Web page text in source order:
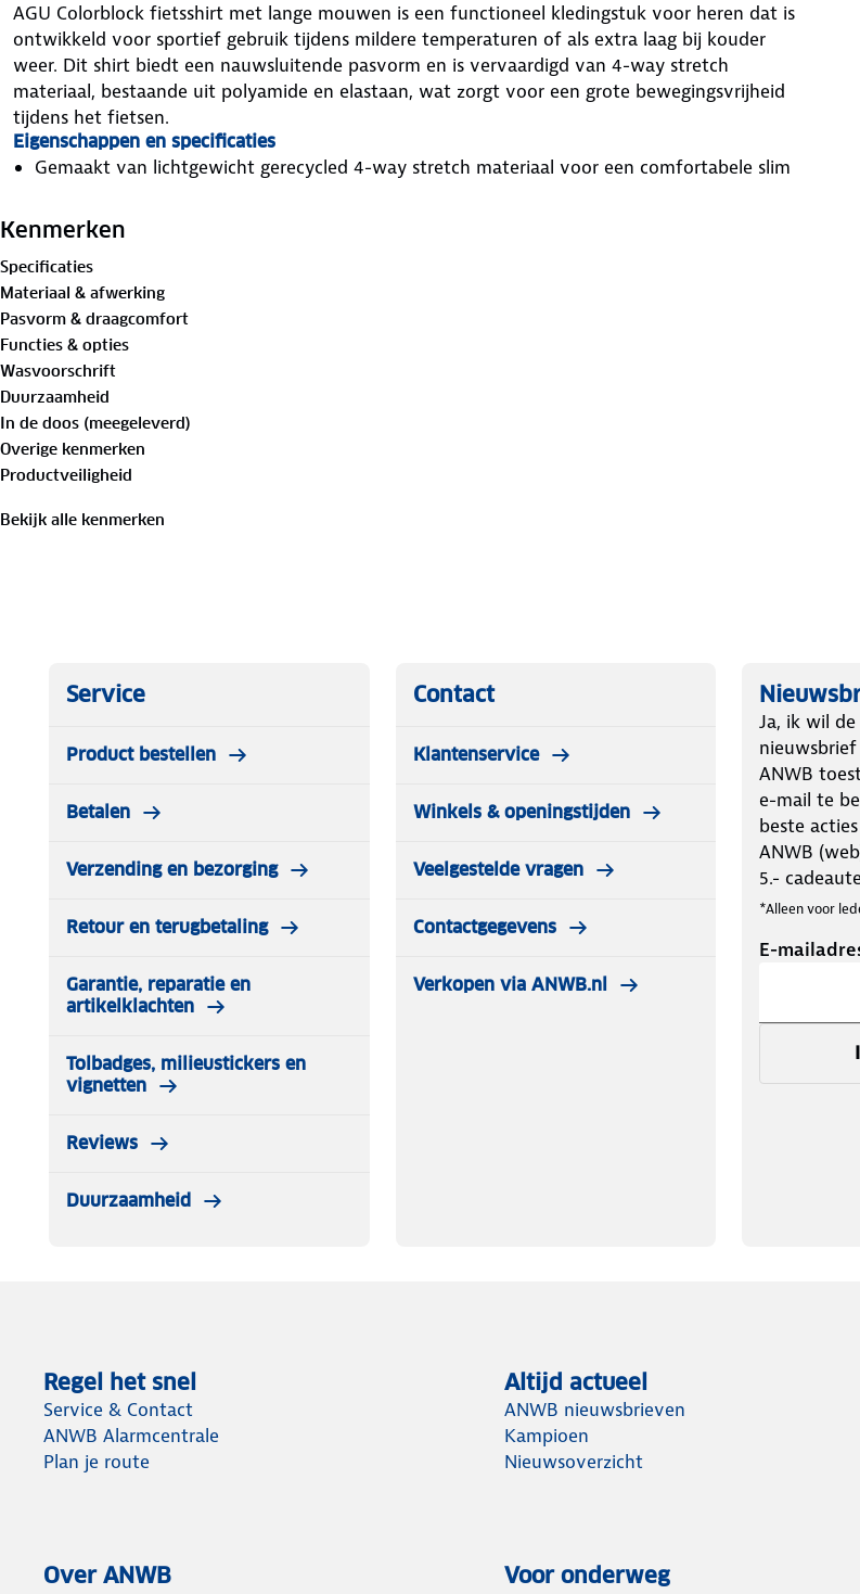
AGU Colorblock fietsshirt met lange mouwen is een functioneel kledingstuk voor heren dat is
ontwikkeld voor sportief gebruik tijdens mildere temperaturen of als extra laag bij kouder
weer. Dit shirt biedt een nauwsluitende pasvorm en is vervaardigd van 4-way stretch
materiaal, bestaande uit polyamide en elastaan, wat zorgt voor een grote bewegingsvrijheid
tijdens het fietsen.
Eigenschappen en specificaties
Gemaakt van lichtgewicht gerecycled 4-way stretch materiaal voor een comfortabele slim
Voorzien van een volledig deelbare ritssluiting over de gehele lengte met een camlock-
sluiting, waardoor de kraag in elke gewenste stand blijft staan.
De rits is uitgerust met een binnenbies en een geïntegreerde kinbeschermer om irritatie
door de sluiting te voorkomen.
De achterzijde beschikt over drie ruime zakken voor extra bagage en een extra waterdicht
zakje met verborgen rits voor het opbergen van waardevolle items.
Aan de onderzijde is het shirt afgewerkt met een siliconen gripper, waardoor het
kledingstuk tijdens het fietsen goed op de plek blijft zitten.
De stofvezels zijn door en door geverfd, waardoor de kleur behouden blijft bij intensief
gebruik en uitrekking.
Kenmerken
Specificaties
Materiaal & afwerking
Pasvorm & draagcomfort
Functies & opties
Wasvoorschrift
Duurzaamheid
In de doos (meegeleverd)
Overige kenmerken
Productveiligheid
Bekijk alle kenmerken
Service
Product bestellen
Betalen
Verzending en bezorging
Retour en terugbetaling
Garantie, reparatie en
artikelklachten
Tolbadges, milieustickers en
vignetten
Reviews
Duurzaamheid
Contact
Klantenservice
Winkels & openingstijden
Veelgestelde vragen
Contactgegevens
Verkopen via ANWB.nl
Ja, ik wil
ANWB
e-mail te
beste
ANWB
5.-
*Alleen voor
E-
Regel het snel
Service & Contact
ANWB Alarmcentrale
Plan je route
Altijd actueel
ANWB nieuwsbrieven
Kampioen
Nieuwsoverzicht
Over ANWB Voor onderweg